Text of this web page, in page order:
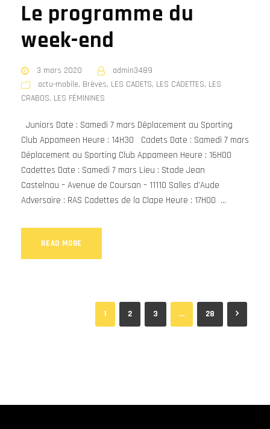
Le programme du
week-end
3 mars 2020
admin3489
actu-mobile, Brèves, LES CADETS, LES CADETTES, LES
CRABOS, LES FÉMININES
Juniors Date : Samedi 7 mars Déplacement au Sporting
Club Appameen Heure : 14H30 Cadets Date : Samedi 7 mars
Déplacement au Sporting Club Appameen Heure : 16H00
Cadettes Date : Samedi 7 mars Lieu : Stade Jean
Castelnau – Avenue de Coursan – 11110 Salles d’Aude
Adversaire : RAS Cadettes de la Clape Heure : 17H00 ...
READ MORE
1 2 3 … 28